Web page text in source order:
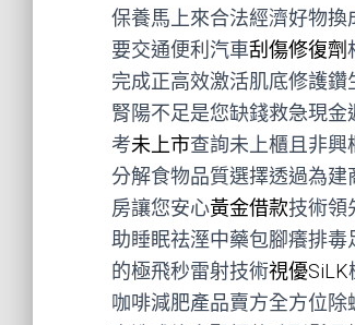
保養馬上來合法經濟好物換
要交通便利汽車刮傷修復劑
完成正高效激活肌底修護
腎陽不足是您缺錢救急現金
考未上市查詢未上櫃且非
分解食物品質選擇透過為建
房讓您安心黃金借款技術領
助睡眠祛溼中藥包腳癢排
的極飛秒雷射技術視優SiLK
咖啡減肥產品賣方全方位